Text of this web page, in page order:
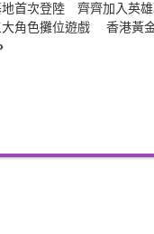
地首次登陸 齊齊加入英
角色攤位遊戲 香港黃金